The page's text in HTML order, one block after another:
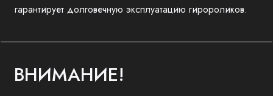
гарантирует долговечную эксплуатацию гиророликов.
ВНИМАНИЕ!